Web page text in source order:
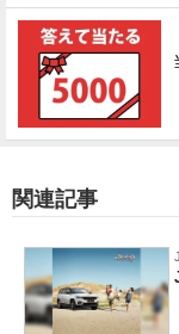
関連記事